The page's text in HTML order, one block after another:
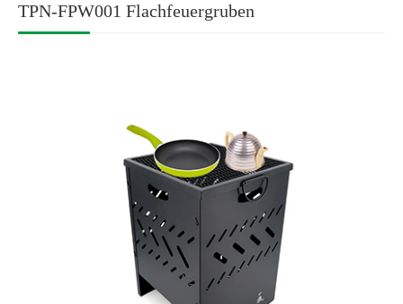
TPN-FPW001 Flachfeuergruben